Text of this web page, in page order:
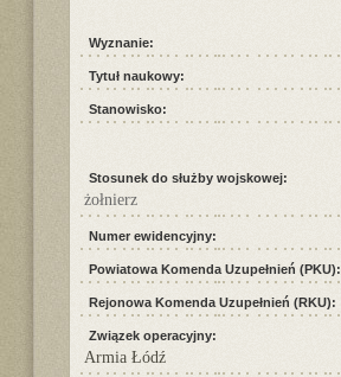
Wyznanie:
Tytuł naukowy:
Stanowisko:
Stosunek do służby wojskowej:
żołnierz
Numer ewidencyjny:
Powiatowa Komenda Uzupełnień (PKU):
Rejonowa Komenda Uzupełnień (RKU):
Związek operacyjny:
Armia Łódź